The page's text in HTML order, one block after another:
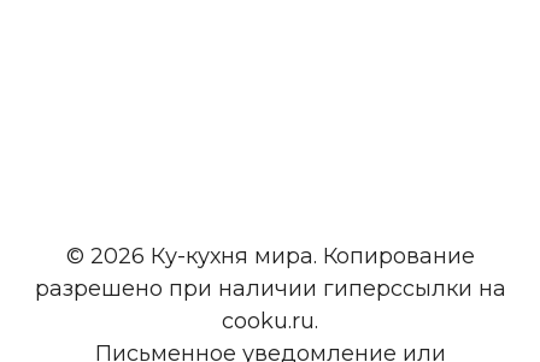
© 2026 Ку-кухня мира. Копирование
разрешено при наличии гиперссылки на
cooku.ru.
Письменное уведомление или